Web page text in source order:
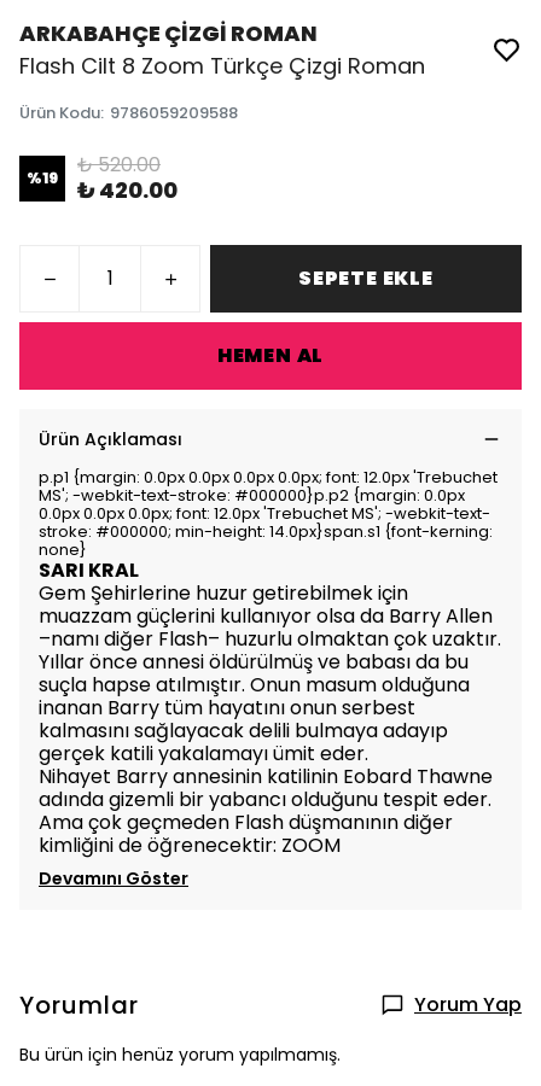
ARKABAHÇE ÇİZGİ ROMAN
Flash Cilt 8 Zoom Türkçe Çizgi Roman
Ürün Kodu: 9786059209588
%19 ₺ 520.00
₺ 420.00
SEPETE EKLE
HEMEN AL
Ürün Açıklaması
p.p1 {margin: 0.0px 0.0px 0.0px 0.0px; font: 12.0px 'Trebuchet
MS'; -webkit-text-stroke: #000000}p.p2 {margin: 0.0px
0.0px 0.0px 0.0px; font: 12.0px 'Trebuchet MS'; -webkit-text-
stroke: #000000; min-height: 14.0px}span.s1 {font-kerning:
none}
SARI KRAL
Gem Şehirlerine huzur getirebilmek için
muazzam güçlerini kullanıyor olsa da Barry Allen
–namı diğer Flash– huzurlu olmaktan çok uzaktır.
Yıllar önce annesi öldürülmüş ve babası da bu
suçla hapse atılmıştır. Onun masum olduğuna
inanan Barry tüm hayatını onun serbest
kalmasını sağlayacak delili bulmaya adayıp
gerçek katili yakalamayı ümit eder.
Nihayet Barry annesinin katilinin Eobard Thawne
adında gizemli bir yabancı olduğunu tespit eder.
Ama çok geçmeden Flash düşmanının diğer
kimliğini de öğrenecektir: ZOOM
Devamını Göster
Yorumlar Yorum Yap
Bu ürün için henüz yorum yapılmamış.